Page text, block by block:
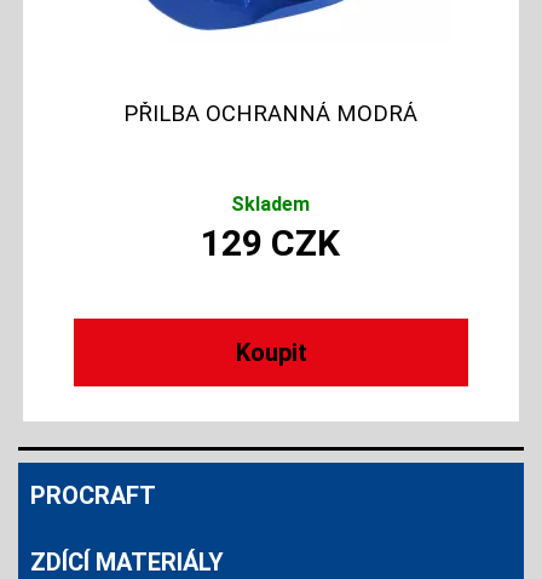
PŘILBA OCHRANNÁ MODRÁ
Skladem
129 CZK
PROCRAFT
ZDÍCÍ MATERIÁLY